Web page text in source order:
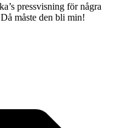
pressvisning för några
måste den bli min!